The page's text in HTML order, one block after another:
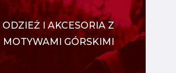
ODZIEŻ I AKCESORIA Z
MOTYWAMI GÓRSKIMI